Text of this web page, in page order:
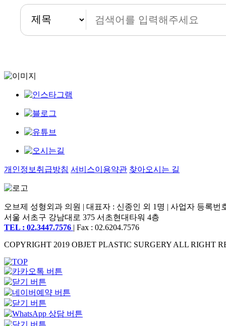
개인정보취급방침 서비스이용약관 찾아오시는 길
오브제 성형외과 의원 | 대표자 : 신종인 외 1명 | 사업자 등록번
서울 서초구 강남대로 375 서초현대타워 4층
TEL : 02.3447.7576 | Fax : 02.6204.7576
COPYRIGHT 2019 OBJET PLASTIC SURGERY ALL RIGHT